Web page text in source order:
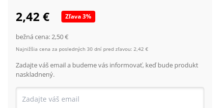
2,42 € Zľava3%
bežná cena:2,50 €
Najnižšia cena za posledných 30 dní pred zľavou: 2,42 €
Zadajte váš email a budeme vás informovať, keď bude produkt
naskladnený.